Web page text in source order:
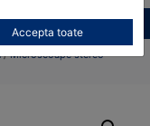
CONTACT
/Microscoape stereo
Accepta toate